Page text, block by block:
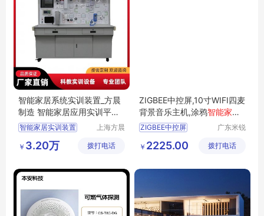
智能家居系统实训装置_方晨
制造 智能家居应用实训平台_
厂家批发
智能家居实训装置
智能家居实验台
智能家居系统考核试验台
上海方晨
制造有限
￥ 3.20万 拨打电话
ZIGBEE中控屏,10寸WIFI四麦
背景音乐主机,涂鸦智能家居
控制系统
ZIGBEE中控屏
智能家居控制系统主机
智能家居解决方案
广东米锐
有限公司
￥ 2225.00 拨打电话